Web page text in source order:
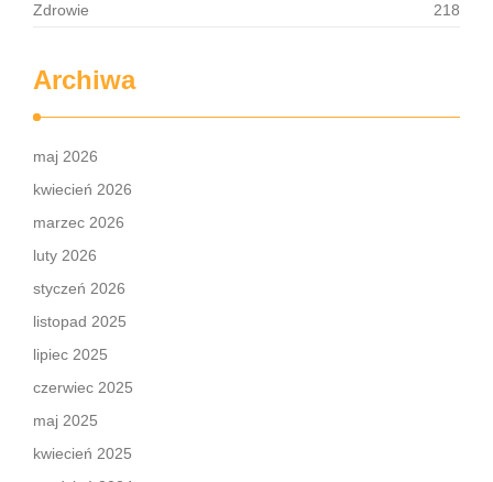
Zdrowie
218
Archiwa
maj 2026
kwiecień 2026
marzec 2026
luty 2026
styczeń 2026
listopad 2025
lipiec 2025
czerwiec 2025
maj 2025
kwiecień 2025